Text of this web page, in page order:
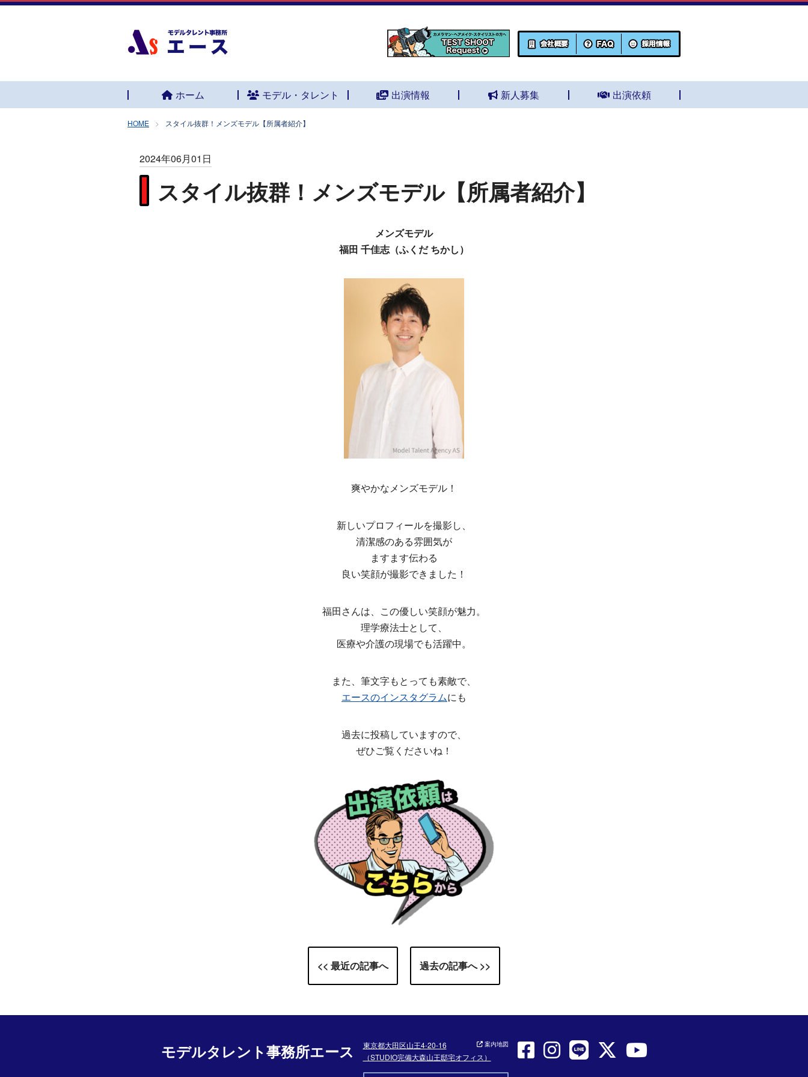
ホーム モデル・タレント 出演情報 新人募集 出演依頼
HOME スタイル抜群！メンズモデル【所属者紹介】
2024年06月01日
スタイル抜群！メンズモデル【所属者紹介】
メンズモデル
福田 千佳志（ふくだ ちかし）
爽やかなメンズモデル！
新しいプロフィールを撮影し、
清潔感のある雰囲気が
ますます伝わる
良い笑顔が撮影できました！
福田さんは、この優しい笑顔が魅力。
理学療法士として、
医療や介護の現場でも活躍中。
また、筆文字もとっても素敵で、
エースのインスタグラムにも
過去に投稿していますので、
ぜひご覧くださいね！
<< 最近の記事へ 過去の記事へ >>
モデルタレント事務所エース
東京都大田区山王4-20-16
（STUDIO完備大森山王邸宅オフィス）
案内地図